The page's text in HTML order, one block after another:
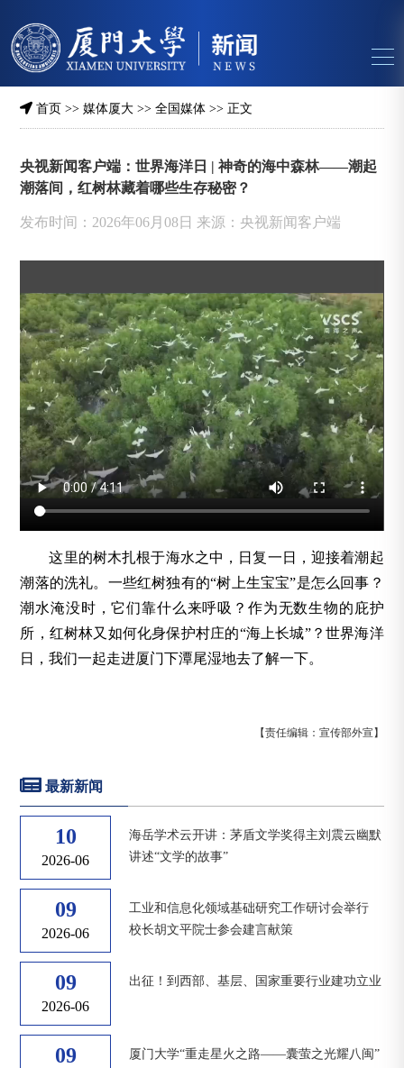
首页 >>媒体厦大 >>全国媒体 >> 正文
央视新闻客户端：世界海洋日 | 神奇的海中森林——潮起
潮落间，红树林藏着哪些生存秘密？
发布时间：2026年06月08日 来源：央视新闻客户端
这里的树木扎根于海水之中，日复一日，迎接着潮起
潮落的洗礼。一些红树独有的“树上生宝宝”是怎么回事？
潮水淹没时，它们靠什么来呼吸？作为无数生物的庇护
所，红树林又如何化身保护村庄的“海上长城”？世界海洋
日，我们一起走进厦门下潭尾湿地去了解一下。
【责任编辑：宣传部外宣】
最新新闻
10
2026-06
海岳学术云开讲：茅盾文学奖得主刘震云幽默
讲述“文学的故事”
09
2026-06
工业和信息化领域基础研究工作研讨会举行
校长胡文平院士参会建言献策
09
2026-06
出征！到西部、基层、国家重要行业建功立业
09
厦门大学“重走星火之路——囊萤之光耀八闽”